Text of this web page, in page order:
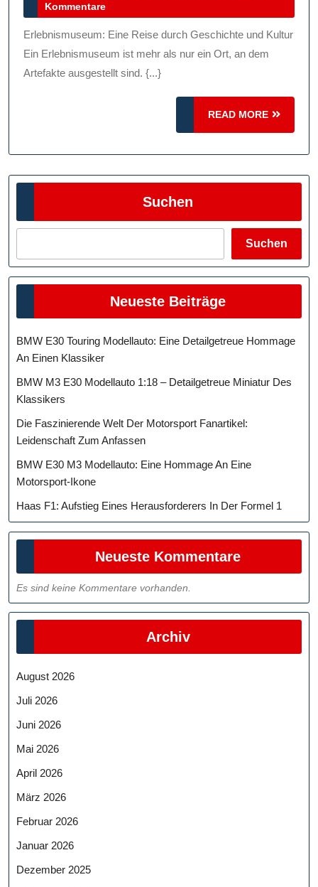
Durch
Geschichte
Kultur
2025
Kommentare
Erlebnismuseum: Eine Reise durch Geschichte und Kultur
Ein Erlebnismuseum ist mehr als nur ein Ort, an dem
Artefakte ausgestellt sind. {...}
READ MORE
READ
MORE
Suchen
Suchen
Neueste Beiträge
BMW E30 Touring Modellauto: Eine Detailgetreue Hommage
An Einen Klassiker
BMW M3 E30 Modellauto 1:18 – Detailgetreue Miniatur Des
Klassikers
Die Faszinierende Welt Der Motorsport Fanartikel:
Leidenschaft Zum Anfassen
BMW E30 M3 Modellauto: Eine Hommage An Eine
Motorsport-Ikone
Haas F1: Aufstieg Eines Herausforderers In Der Formel 1
Neueste Kommentare
Es sind keine Kommentare vorhanden.
Archiv
August 2026
Juli 2026
Juni 2026
Mai 2026
April 2026
März 2026
Februar 2026
Januar 2026
Dezember 2025